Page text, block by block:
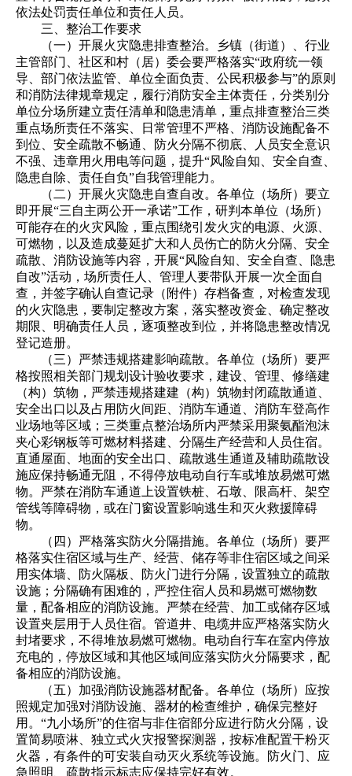
依法处罚责任单位和责任人员。
三、整治工作要求
（一）开展火灾隐患排查整治。乡镇（街道）、行业
主管部门、社区和村（居）委会要严格落实“政府统一领
导、部门依法监管、单位全面负责、公民积极参与”的原则
和消防法律规章规定，履行消防安全主体责任，分类别分
单位分场所建立责任清单和隐患清单，重点排查整治三类
重点场所责任不落实、日常管理不严格、消防设施配备不
到位、安全疏散不畅通、防火分隔不彻底、人员安全意识
不强、违章用火用电等问题，提升“风险自知、安全自查、
隐患自除、责任自负”自我管理能力。
（二）开展火灾隐患自查自改。各单位（场所）要立
即开展“三自主两公开一承诺”工作，研判本单位（场所）
可能存在的火灾风险，重点围绕引发火灾的电源、火源、
可燃物，以及造成蔓延扩大和人员伤亡的防火分隔、安全
疏散、消防设施等内容，开展“风险自知、安全自查、隐患
自改”活动，场所责任人、管理人要带队开展一次全面自
查，并签字确认自查记录（附件）存档备查，对检查发现
的火灾隐患，要制定整改方案，落实整改资金、确定整改
期限、明确责任人员，逐项整改到位，并将隐患整改情况
登记造册。
（三）严禁违规搭建影响疏散。各单位（场所）要严
格按照相关部门规划设计验收要求，建设、管理、修缮建
（构）筑物，严禁违规搭建建（构）筑物封闭疏散通道、
安全出口以及占用防火间距、消防车通道、消防车登高作
业场地等区域；三类重点整治场所内严禁采用聚氨酯泡沫
夹心彩钢板等可燃材料搭建、分隔生产经营和人员住宿。
直通屋面、地面的安全出口、疏散逃生通道及辅助疏散设
施应保持畅通无阻，不得停放电动自行车或堆放易燃可燃
物。严禁在消防车通道上设置铁桩、石墩、限高杆、架空
管线等障碍物，或在门窗设置影响逃生和灭火救援障碍
物。
（四）严格落实防火分隔措施。各单位（场所）要严
格落实住宿区域与生产、经营、储存等非住宿区域之间采
用实体墙、防火隔板、防火门进行分隔，设置独立的疏散
设施；分隔确有困难的，严控住宿人员和易燃可燃物数
量，配备相应的消防设施。严禁在经营、加工或储存区域
设置夹层用于人员住宿。管道井、电缆井应严格落实防火
封堵要求，不得堆放易燃可燃物。电动自行车在室内停放
充电的，停放区域和其他区域间应落实防火分隔要求，配
备相应的消防设施。
（五）加强消防设施器材配备。各单位（场所）应按
照规定加强对消防设施、器材的检查维护，确保完整好
用。“九小场所”的住宿与非住宿部分应进行防火分隔，设
置简易喷淋、独立式火灾报警探测器，按标准配置干粉灭
火器，有条件的可安装自动灭火系统等设施。防火门、应
急照明、疏散指示标志应保持完好有效。